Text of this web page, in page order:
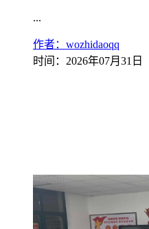
...
作者：wozhidaoqq
时间：2026年07月31日